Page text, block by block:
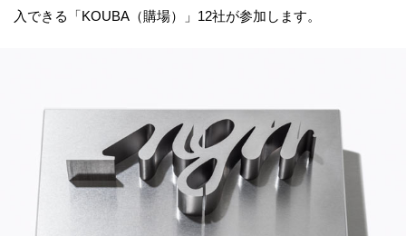
入できる「KOUBA（購場）」12社が参加します。